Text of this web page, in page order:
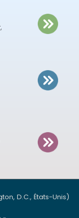
D.C., États-Unis)